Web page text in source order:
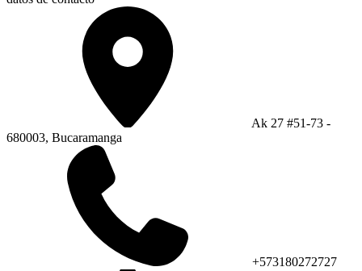
Ak 27 #51-73 -
680003, Bucaramanga
+573180272727